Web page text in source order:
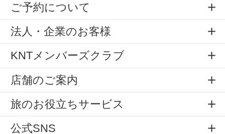
ご予約について
法人・企業のお客様
KNTメンバーズクラブ
店舗のご案内
旅のお役立ちサービス
公式SNS